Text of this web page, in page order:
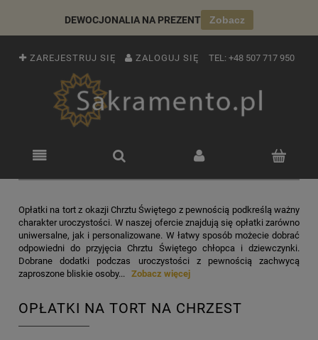
DEWOCJONALIA NA PREZENT Zobacz
ZAREJESTRUJ SIĘ ZALOGUJ SIĘ TEL: +48 507 717 950
Opłatki na tort z okazji Chrztu Świętego z pewnością podkreślą ważny
charakter uroczystości. W naszej ofercie znajdują się opłatki zarówno
uniwersalne, jak i personalizowane. W łatwy sposób możecie dobrać
odpowiedni do przyjęcia Chrztu Świętego chłopca i dziewczynki.
Dobrane dodatki podczas uroczystości z pewnością zachwycą
zaproszone bliskie osoby... Zobacz więcej
OPŁATKI NA TORT NA CHRZEST